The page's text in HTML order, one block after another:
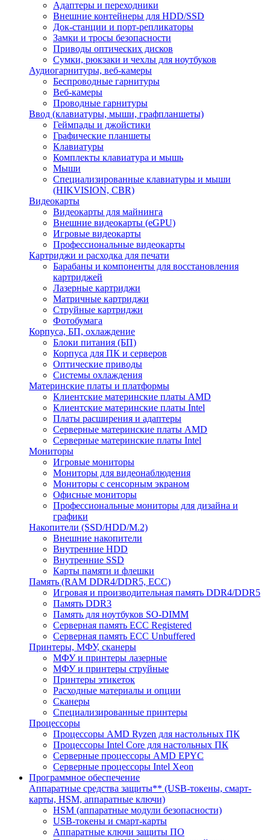
Адаптеры и переходники
Внешние контейнеры для HDD/SSD
Док-станции и порт-репликаторы
Замки и тросы безопасности
Приводы оптических дисков
Сумки, рюкзаки и чехлы для ноутбуков
Аудиогарнитуры, веб-камеры
Беспроводные гарнитуры
Веб-камеры
Проводные гарнитуры
Ввод (клавиатуры, мыши, графпланшеты)
Геймпады и джойстики
Графические планшеты
Клавиатуры
Комплекты клавиатура и мышь
Мыши
Специализированные клавиатуры и мыши
(HIKVISION, CBR)
Видеокарты
Видеокарты для майнинга
Внешние видеокарты (eGPU)
Игровые видеокарты
Профессиональные видеокарты
Картриджи и расходка для печати
Барабаны и компоненты для восстановления
картриджей
Лазерные картриджи
Матричные картриджи
Струйные картриджи
Фотобумага
Корпуса, БП, охлаждение
Блоки питания (БП)
Корпуса для ПК и серверов
Оптические приводы
Системы охлаждения
Материнские платы и платформы
Клиентские материнские платы AMD
Клиентские материнские платы Intel
Платы расширения и адаптеры
Серверные материнские платы AMD
Серверные материнские платы Intel
Мониторы
Игровые мониторы
Мониторы для видеонаблюдения
Мониторы с сенсорным экраном
Офисные мониторы
Профессиональные мониторы для дизайна и
графики
Накопители (SSD/HDD/M.2)
Внешние накопители
Внутренние HDD
Внутренние SSD
Карты памяти и флешки
Память (RAM DDR4/DDR5, ECC)
Игровая и производительная память DDR4/DDR5
Память DDR3
Память для ноутбуков SO-DIMM
Серверная память ECC Registered
Серверная память ECC Unbuffered
Принтеры, МФУ, сканеры
МФУ и принтеры лазерные
МФУ и принтеры струйные
Принтеры этикеток
Расходные материалы и опции
Сканеры
Специализированные принтеры
Процессоры
Процессоры AMD Ryzen для настольных ПК
Процессоры Intel Core для настольных ПК
Серверные процессоры AMD EPYC
Серверные процессоры Intel Xeon
Программное обеспечение
Аппаратные средства защиты** (USB-токены, смарт-
карты, HSM, аппаратные ключи)
HSM (аппаратные модули безопасности)
USB-токены и смарт-карты
Аппаратные ключи защиты ПО